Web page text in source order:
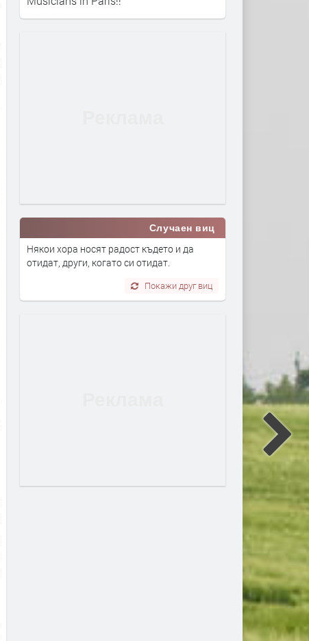
Случаен виц
Някои хора носят радост където и да
отидат, други, когато си отидат.
Покажи друг виц